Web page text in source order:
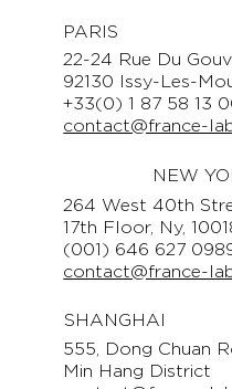
PARIS
22-24 Rue Du
92130 Issy-Les-
+33(0) 1 87 58 13
contact@france-
NEW
264 West 40th
17th Floor, Ny,
(001) 646 627
contact@france-
SHANGHAI
555, Dong Chuan
Min Hang District